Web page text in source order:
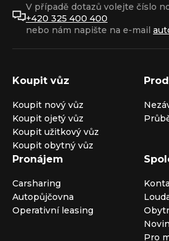
V případě dotazů volejte číslo
+420 325 400 400
nebo nám napište na e-mail
Koupit vůz
Koupit nový vůz
Koupit ojetý vůz
Koupit užitkový vůz
Koupit obytný vůz
Pronájem
Carsharing
Autopůjčovna
Operativní leasing
Pro